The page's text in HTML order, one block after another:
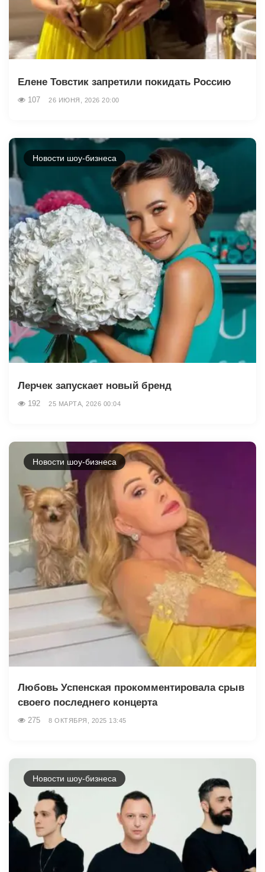
Елене Товстик запретили покидать Россию
107 26 ИЮНЯ, 2026 20:00
Новости шоу-бизнеса
Лерчек запускает новый бренд
192 25 МАРТА, 2026 00:04
Новости шоу-бизнеса
Любовь Успенская прокомментировала срыв
своего последнего концерта
275 8 ОКТЯБРЯ, 2025 13:45
Новости шоу-бизнеса